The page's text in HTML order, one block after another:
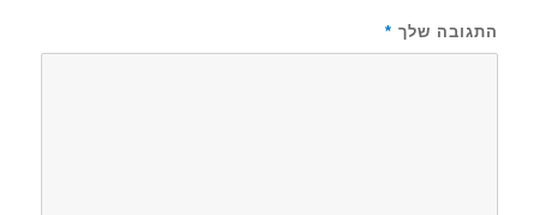
התגובה שלך *